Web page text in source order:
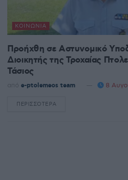
ΚΟΙΝΩΝΊΑ
Προήχθη σε Αστυνομικό
Διοικητής της Τροχαίας
Τάσιος
από e-ptolemeos team 8
ΠΕΡΙΣΣΌΤΕΡΑ